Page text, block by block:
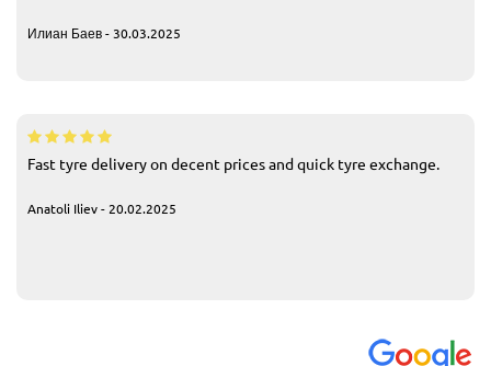
Илиан Баев - 30.03.2025
Fast tyre delivery on decent prices and quick tyre exchange.
Anatoli Iliev - 20.02.2025